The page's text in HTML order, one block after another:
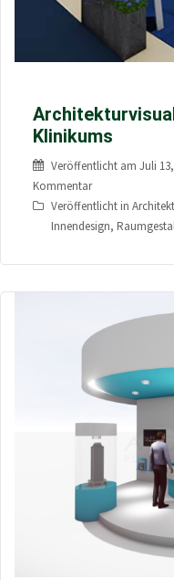
Klinikums
Veröffentlicht am Juli
Kommentar
Veröffentlicht in
Innendesign,